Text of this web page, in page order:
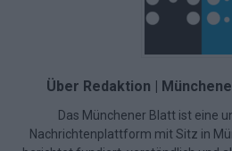
Über Redaktion |
Das Münchener Blatt ist eine
Nachrichtenplattform mit Sitz in